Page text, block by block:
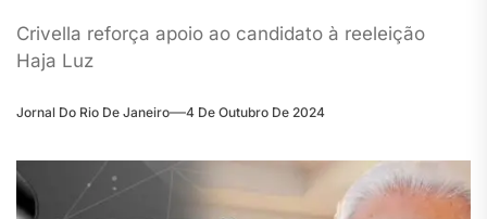
Crivella reforça apoio ao candidato à reeleição
Haja Luz
Jornal Do Rio De Janeiro 4 De Outubro De 2024